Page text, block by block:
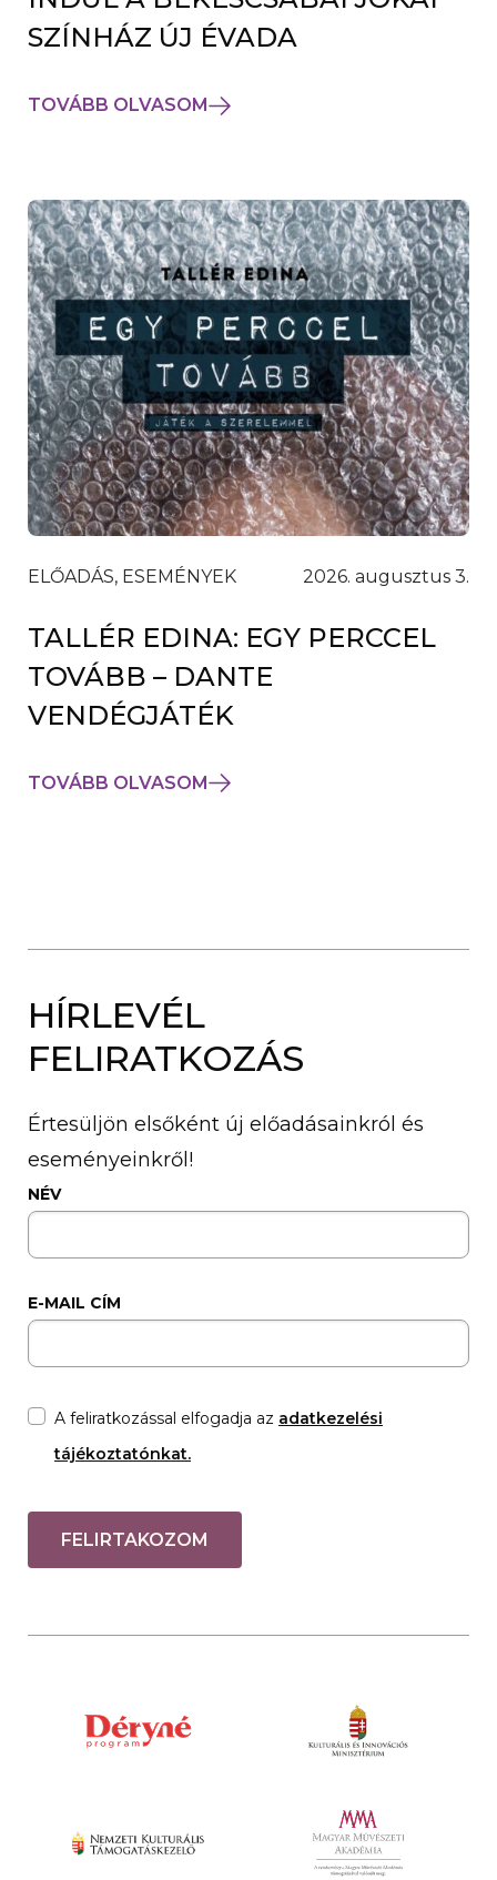
SZÍNHÁZ ÚJ ÉVADA
TOVÁBB OLVASOM
ELŐADÁS, ESEMÉNYEK 2026. augusztus 3.
TALLÉR EDINA: EGY PERCCEL
TOVÁBB – DANTE
VENDÉGJÁTÉK
TOVÁBB OLVASOM
HÍRLEVÉL
FELIRATKOZÁS
Értesüljön elsőként új előadásainkról és
eseményeinkről!
NÉV
E-MAIL CÍM
A feliratkozással elfogadja az adatkezelési
tájékoztatónkat.
FELIRTAKOZOM